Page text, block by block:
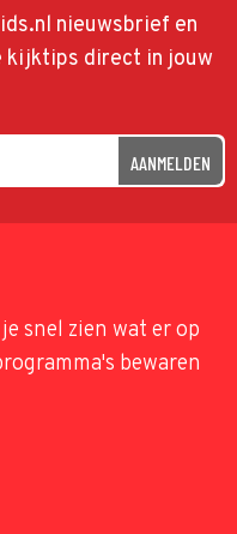
nieuwsbrief en
kijktips direct in jouw
AANMELDEN
snel zien wat er op
bewaren